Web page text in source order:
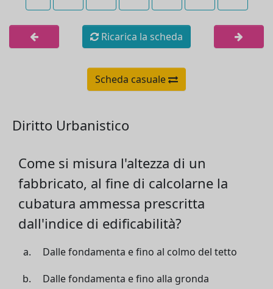
Ricarica la scheda
Scheda casuale
Diritto Urbanistico
Come si misura l'altezza di un
fabbricato, al fine di calcolarne la
cubatura ammessa prescritta
dall'indice di edificabilità?
Dalle fondamenta e fino al colmo del tetto
Dalle fondamenta e fino alla gronda